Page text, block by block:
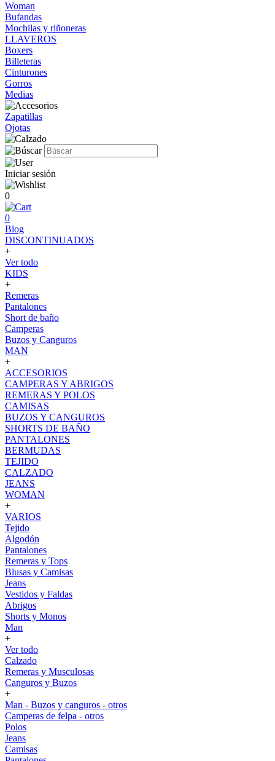
Woman
Bufandas
Mochilas y riñoneras
LLAVEROS
Boxers
Billeteras
Cinturones
Gorros
Medias
Zapatillas
Ojotas
Iniciar sesión
0
0
Blog
DISCONTINUADOS
+
Ver todo
KIDS
+
Remeras
Pantalones
Short de baño
Camperas
Buzos y Canguros
MAN
+
ACCESORIOS
CAMPERAS Y ABRIGOS
REMERAS Y POLOS
CAMISAS
BUZOS Y CANGUROS
SHORTS DE BAÑO
PANTALONES
BERMUDAS
TEJIDO
CALZADO
JEANS
WOMAN
+
VARIOS
Tejido
Algodón
Pantalones
Remeras y Tops
Blusas y Camisas
Jeans
Vestidos y Faldas
Abrigos
Shorts y Monos
Man
+
Ver todo
Calzado
Remeras y Musculosas
Canguros y Buzos
+
Man - Buzos y canguros - otros
Camperas de felpa - otros
Polos
Jeans
Camisas